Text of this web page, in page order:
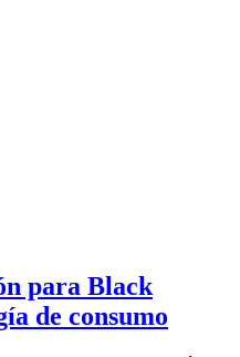
para Black
de consumo